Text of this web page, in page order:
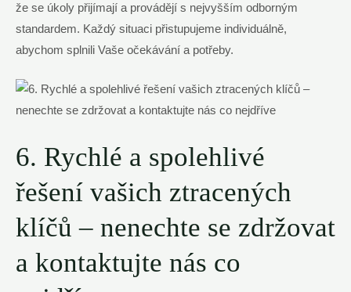
že se úkoly přijímají a provádějí s nejvyšším odborným
standardem. Každý situaci přistupujeme individuálně,
abychom splnili Vaše očekávání a potřeby.
6. Rychlé a spolehlivé
řešení vašich ztracených
klíčů – nenechte se zdržovat
a kontaktujte nás co